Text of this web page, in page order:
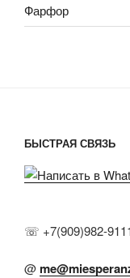
Фарфор
БЫСТРАЯ СВЯЗЬ
☏ +7(909)982-
@